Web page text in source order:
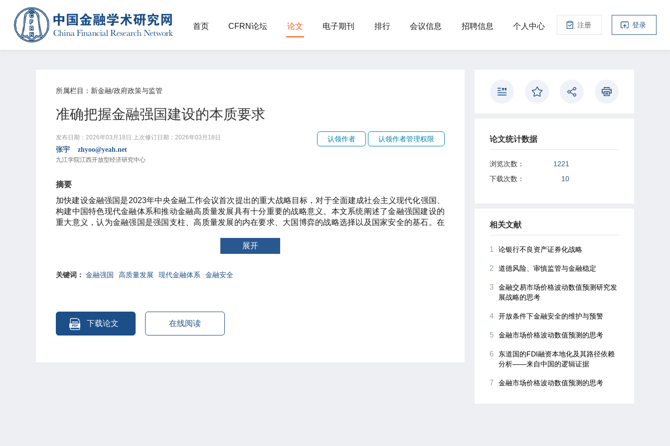
注册 登录
首页 CFRN论坛 论文 电子期刊 排行 会议信息 招聘信息 个人中心
所属栏目：新金融/政府政策与监管
准确把握金融强国建设的本质要求
认领作者 认领作者管理权限
发布日期：2026年03月18日 上次修订日期：2026年03月18日
张宇 zhyoo@yeah.net
九江学院江西开放型经济研究中心
摘要
加快建设金融强国是2023年中央金融工作会议首次提出的重大战略目标，对于全面建成社会主义现代化强国、
构建中国特色现代金融体系和推动金融高质量发展具有十分重要的战略意义。本文系统阐述了金融强国建设的
重大意义，认为金融强国是强国支柱、高质量发展的内在要求、大国博弈的战略选择以及国家安全的基石。在
度深入剖析了金融强国建设的本质要求。对于深刻理解金融强国战略内涵具有理论价值和实践启示。
展开
关键词： 金融强国 高质量发展 现代金融体系 金融安全
下载论文 在线阅读
论文统计数据
浏览次数：
1221
下载次数：
10
相关文献
1 论银行不良资产证券化战略
2 道德风险、审慎监管与金融稳定
3
金融交易市场价格波动数值预测研究发
展战略的思考
4 开放条件下金融安全的维护与预警
5 金融市场价格波动数值预测的思考
6
东道国的FDI融资本地化及其路径依赖
分析――来自中国的逻辑证据
7 金融市场价格波动数值预测的思考